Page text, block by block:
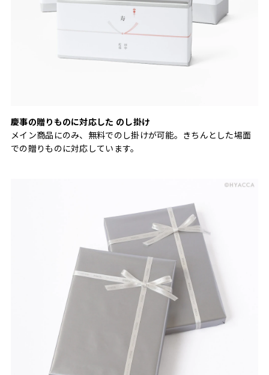
慶事の贈りものに対応した のし掛け
メイン商品にのみ、無料でのし掛けが可能。きちんとした場面
での贈りものに対応しています。